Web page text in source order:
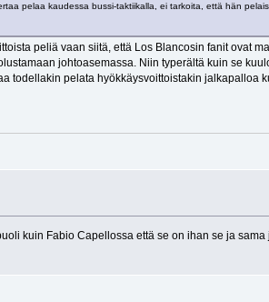
pelaa kaudessa bussi-taktiikalla, ei tarkoita, että hän
peliä vaan siitä, että Los Blancosin fanit ovat
johtoasemassa. Niin typerältä kuin se
todellakin pelata hyökkäysvoittoistakin jalkapalloa
kuin Fabio Capellossa että se on ihan se ja sama